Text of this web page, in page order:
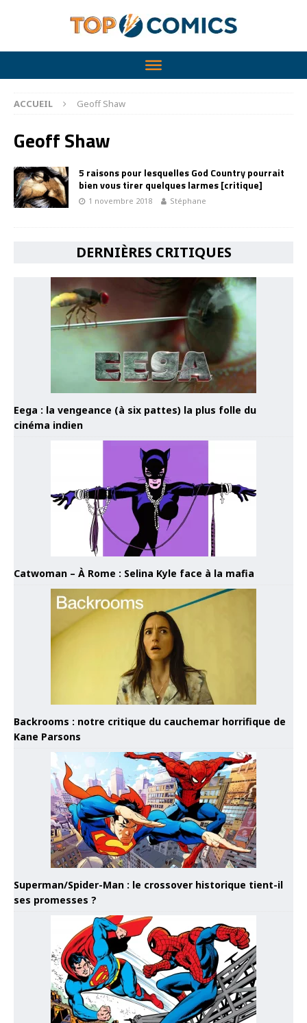
ACCUEIL Geoff Shaw
Geoff Shaw
5 raisons pour lesquelles God Country pourrait
bien vous tirer quelques larmes [critique]
1 novembre 2018 Stéphane
DERNIÈRES CRITIQUES
Eega : la vengeance (à six pattes) la plus folle du
cinéma indien
Catwoman – À Rome : Selina Kyle face à la mafia
Backrooms : notre critique du cauchemar horrifique de
Kane Parsons
Superman/Spider-Man : le crossover historique tient-il
ses promesses ?